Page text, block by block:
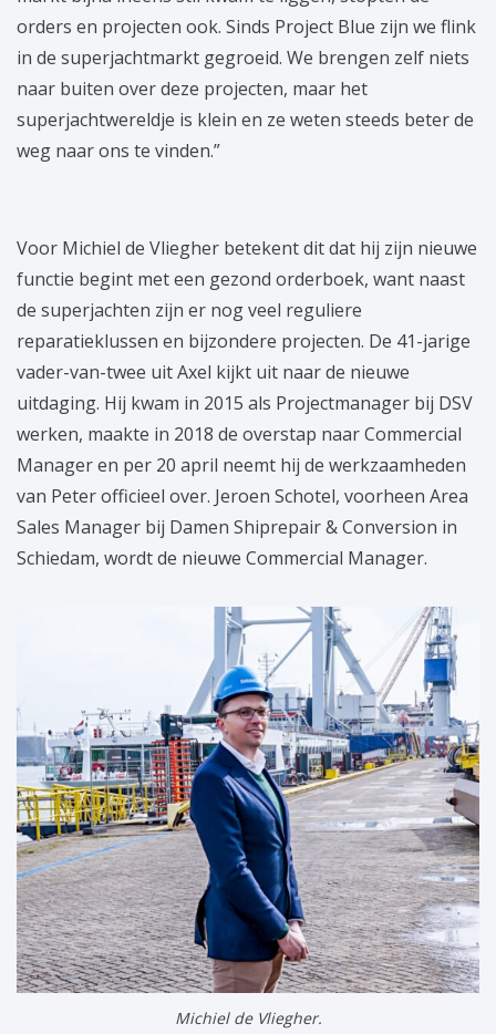
orders en projecten ook. Sinds Project Blue zijn we flink
in de superjachtmarkt gegroeid. We brengen zelf niets
naar buiten over deze projecten, maar het
superjachtwereldje is klein en ze weten steeds beter de
weg naar ons te vinden.”
Michiel de Vliegher.
Voor Michiel de Vliegher betekent dit dat hij zijn nieuwe
functie begint met een gezond orderboek, want naast
de superjachten zijn er nog veel reguliere
reparatieklussen en bijzondere projecten. De 41-jarige
vader-van-twee uit Axel kijkt uit naar de nieuwe
uitdaging. Hij kwam in 2015 als Projectmanager bij DSV
werken, maakte in 2018 de overstap naar Commercial
Manager en per 20 april neemt hij de werkzaamheden
van Peter officieel over. Jeroen Schotel, voorheen Area
Sales Manager bij Damen Shiprepair & Conversion in
Schiedam, wordt de nieuwe Commercial Manager.